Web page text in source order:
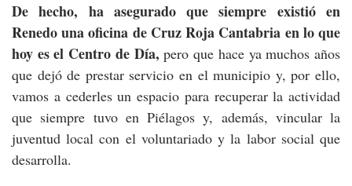
De hecho, ha asegurado que siempre existió en
Renedo una oficina de Cruz Roja Cantabria en lo que
hoy es el Centro de Día, pero que hace ya muchos años
que dejó de prestar servicio en el municipio y, por ello,
vamos a cederles un espacio para recuperar la actividad
que siempre tuvo en Piélagos y, además, vincular la
juventud local con el voluntariado y la labor social que
desarrolla.